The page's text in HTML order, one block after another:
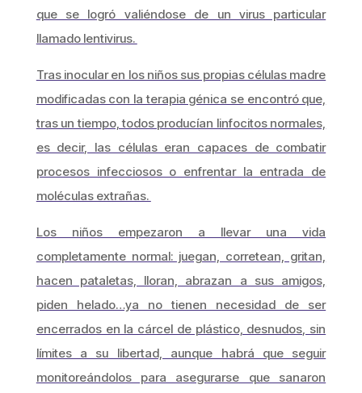
que se logró valiéndose de un virus particular
llamado lentivirus.
Tras inocular en los niños sus propias células madre
modificadas con la terapia génica se encontró que,
tras un tiempo, todos producían linfocitos normales,
es decir, las células eran capaces de combatir
procesos infecciosos o enfrentar la entrada de
moléculas extrañas.
Los niños empezaron a llevar una vida
completamente normal: juegan, corretean, gritan,
hacen pataletas, lloran, abrazan a sus amigos,
piden helado…ya no tienen necesidad de ser
encerrados en la cárcel de plástico, desnudos, sin
límites a su libertad, aunque habrá que seguir
monitoreándolos para asegurarse que sanaron